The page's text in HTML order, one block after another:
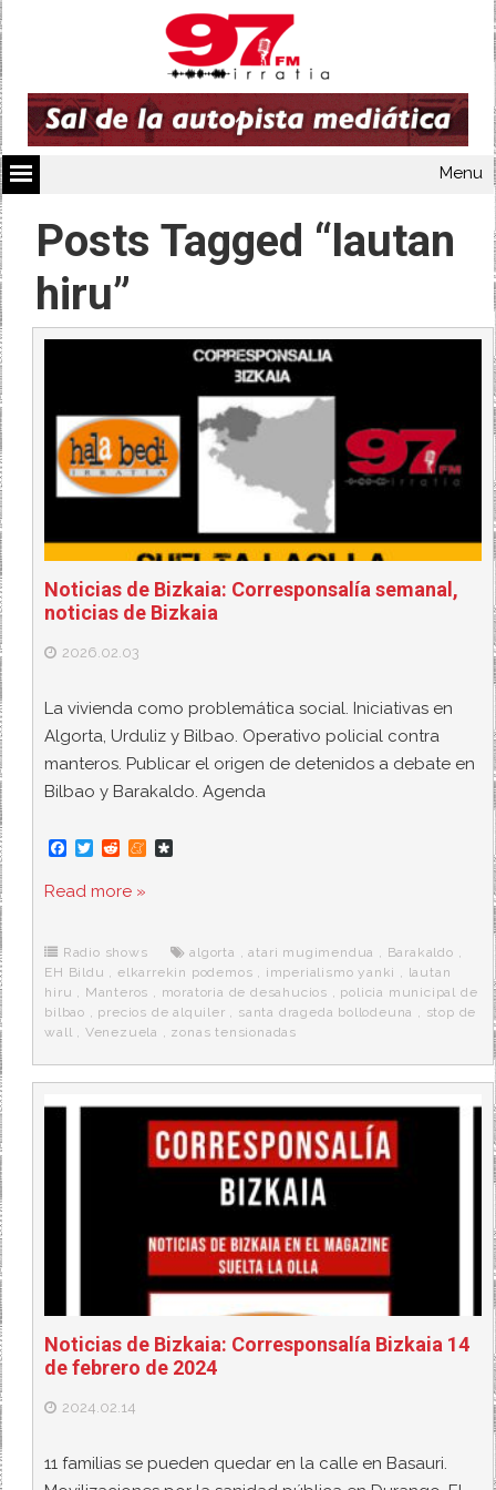
Menu
Posts Tagged “lautan
hiru”
Noticias de Bizkaia: Corresponsalía semanal,
noticias de Bizkaia
2026.02.03
La vivienda como problemática social. Iniciativas en
Algorta, Urduliz y Bilbao. Operativo policial contra
manteros. Publicar el origen de detenidos a debate en
Bilbao y Barakaldo. Agenda
F
c
e
o
k
T
i
t
r
R
d
d
M
e
r
a
Read more »
Radio shows algorta ,atari mugimendua , Barakaldo ,
EH Bildu ,elkarrekin podemos , imperialismo yanki , lautan
hiru , Manteros , moratoria de desahucios , policia municipal de
bilbao , precios de alquiler , santa drageda bollodeuna , stop de
wall , Venezuela , zonas tensionadas
Noticias de Bizkaia: Corresponsalía Bizkaia 14
de febrero de 2024
2024.02.14
11 familias se pueden quedar en la calle en Basauri.